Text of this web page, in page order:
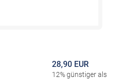
28,90 EUR
12% günstiger als